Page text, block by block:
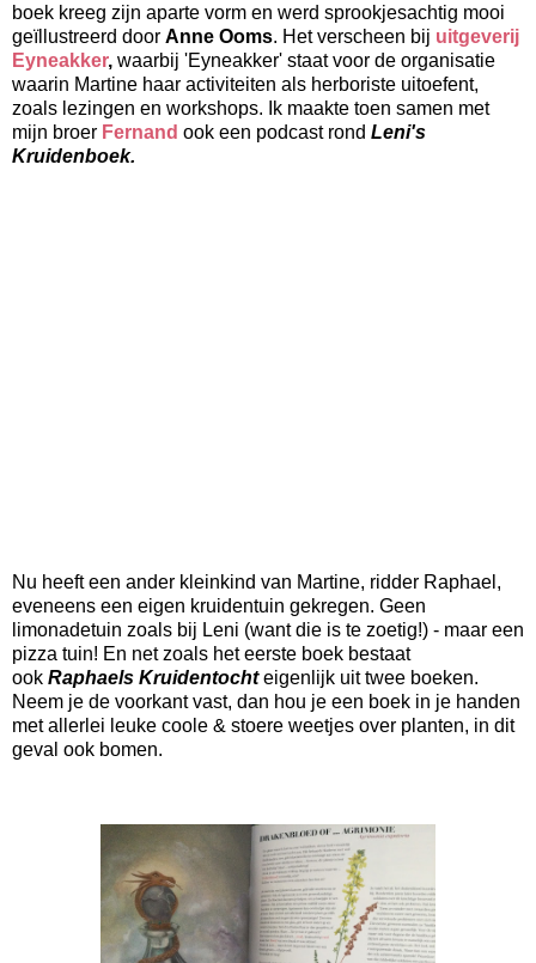
boek kreeg zijn aparte vorm en werd sprookjesachtig mooi
geïllustreerd door Anne Ooms. Het verscheen bij uitgeverij
Eyneakker, waarbij 'Eyneakker' staat voor de organisatie
waarin Martine haar activiteiten als herboriste uitoefent,
zoals lezingen en workshops. Ik maakte toen samen met
mijn broer Fernand ook een podcast rond Leni's
Kruidenboek.
Nu heeft een ander kleinkind van Martine, ridder Raphael,
eveneens een eigen kruidentuin gekregen. Geen
limonadetuin zoals bij Leni (want die is te zoetig!) - maar een
pizza tuin! En net zoals het eerste boek bestaat
ook Raphaels Kruidentochteigenlijk uit twee boeken.
Neem je de voorkant vast, dan hou je een boek in je handen
met allerlei leuke coole & stoere weetjes over planten, in dit
geval ook bomen.